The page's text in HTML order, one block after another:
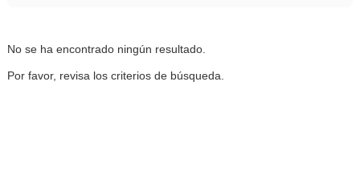
No se ha encontrado ningún resultado.
Por favor, revisa los criterios de búsqueda.